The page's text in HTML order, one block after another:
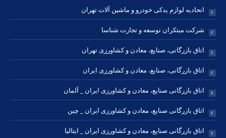
اتحادیه لوازم یدکی خودرو و ماشین آلات تهران
شرکت مبتکران توسعه و تجارت شناسا
اتاق بازرگانی، صنایع، معادن و کشاورزی تهران
اتاق بازرگانی، صنایع، معادن و کشاورزی ایران
اتاق بازرگانی صنایع، معادن و کشاورزی ایران _ آلمان
اتاق بازرگانی صنایع، معادن و کشاورزی ایران _ چین
اتاق بازرگانی صنایع، معادن و کشاورزی ایران _ ایتالیا